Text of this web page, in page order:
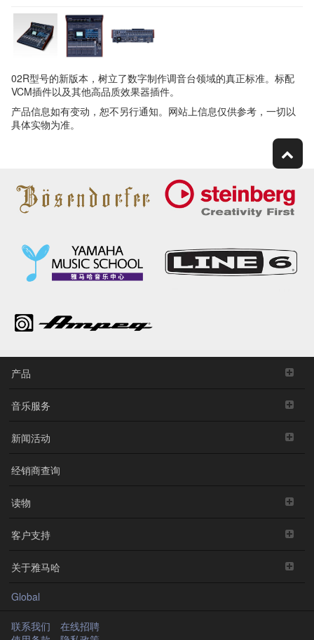
02R型号的新版本，树立了数字制作调音台领域的真正标准。标配
VCM插件以及其他高品质效果器插件。
产品信息如有变动，恕不另行通知。网站上信息仅供参考，一切以
具体实物为准。
产品
音乐服务
新闻活动
经销商查询
读物
客户支持
关于雅马哈
Global
联系我们
在线招聘